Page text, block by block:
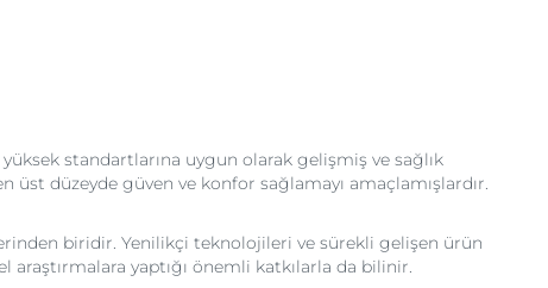
standartlarına uygun olarak gelişmiş ve sağlık
düzeyde güven ve konfor sağlamayı amaçlamışlardır.
biridir. Yenilikçi teknolojileri ve sürekli gelişen ürün
yaptığı önemli katkılarla da bilinir.